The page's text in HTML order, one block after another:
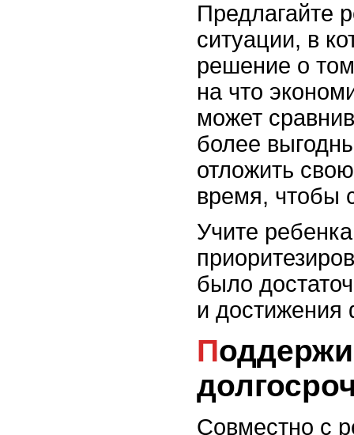
Предлагайте
ситуации, в
решение о
на что
может
более
отложить
время, чтобы
Учите
было
и
Поддерживайте
Совместно с